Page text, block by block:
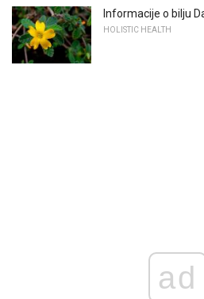
Informacije o bilju
HOLISTIC HEALTH
ad